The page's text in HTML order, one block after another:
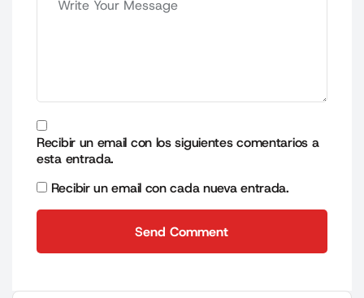
Recibir un email con los siguientes comentarios a
esta entrada.
Recibir un email con cada nueva entrada.
Send Comment